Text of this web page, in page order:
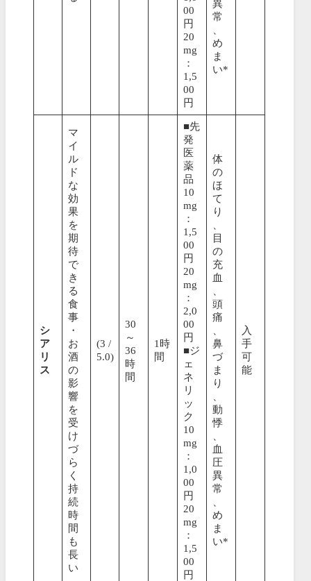
00
円
20
mg
：
1,5
00
円
異
常
め
ま
い*
シ
ア
リ
ス
マ
イ
ル
ド
な
効
果
を
期
待
で
き
る
食
事
・
お
酒
の
影
響
を
受
け
づ
ら
く
持
続
時
間
も
長
い
(3 /
5.0)
30
～
36
時
間
1時
間
■先
発
医
薬
品
10
mg
：
1,5
00
円
20
mg
：
2,0
00
円
■ジ
ェ
ネ
リ
ッ
ク
10
mg
：
1,0
00
円
20
mg
：
1,5
00
円
体
の
ほ
て
り
目
の
充
血
頭
痛
鼻
づ
ま
り
動
悸
血
圧
異
常
め
ま
い*
入
手
可
能